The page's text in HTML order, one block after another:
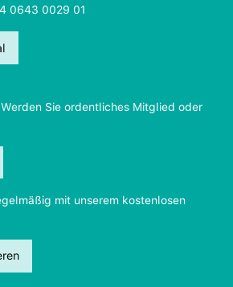
0643 0029 01
Sie ordentliches Mitglied oder
mit unserem kostenlosen